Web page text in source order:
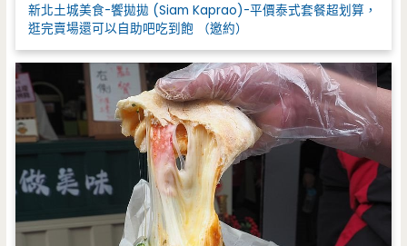
新北土城美食-饗拋拋 (Siam Kaprao)-平價泰式套餐超划算，
逛完賣場還可以自助吧吃到飽 （邀約）